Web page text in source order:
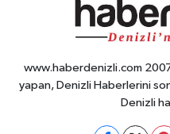
www.haberdenizli.com
yapan, Denizli Haberlerini
Denizli